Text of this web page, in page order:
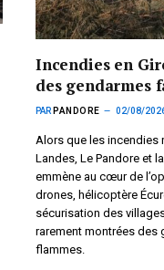
Incendies en
des gendarmes
PAR PANDORE 02/08/
Alors que les incendies
Landes, Le Pandore et
emmène au cœur de
drones, hélicoptère
sécurisation des
rarement montrées des
flammes.